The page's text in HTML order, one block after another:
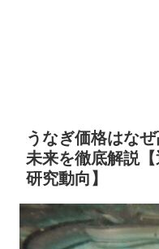
うなぎ価格はな
未来を徹底解説
研究動向】